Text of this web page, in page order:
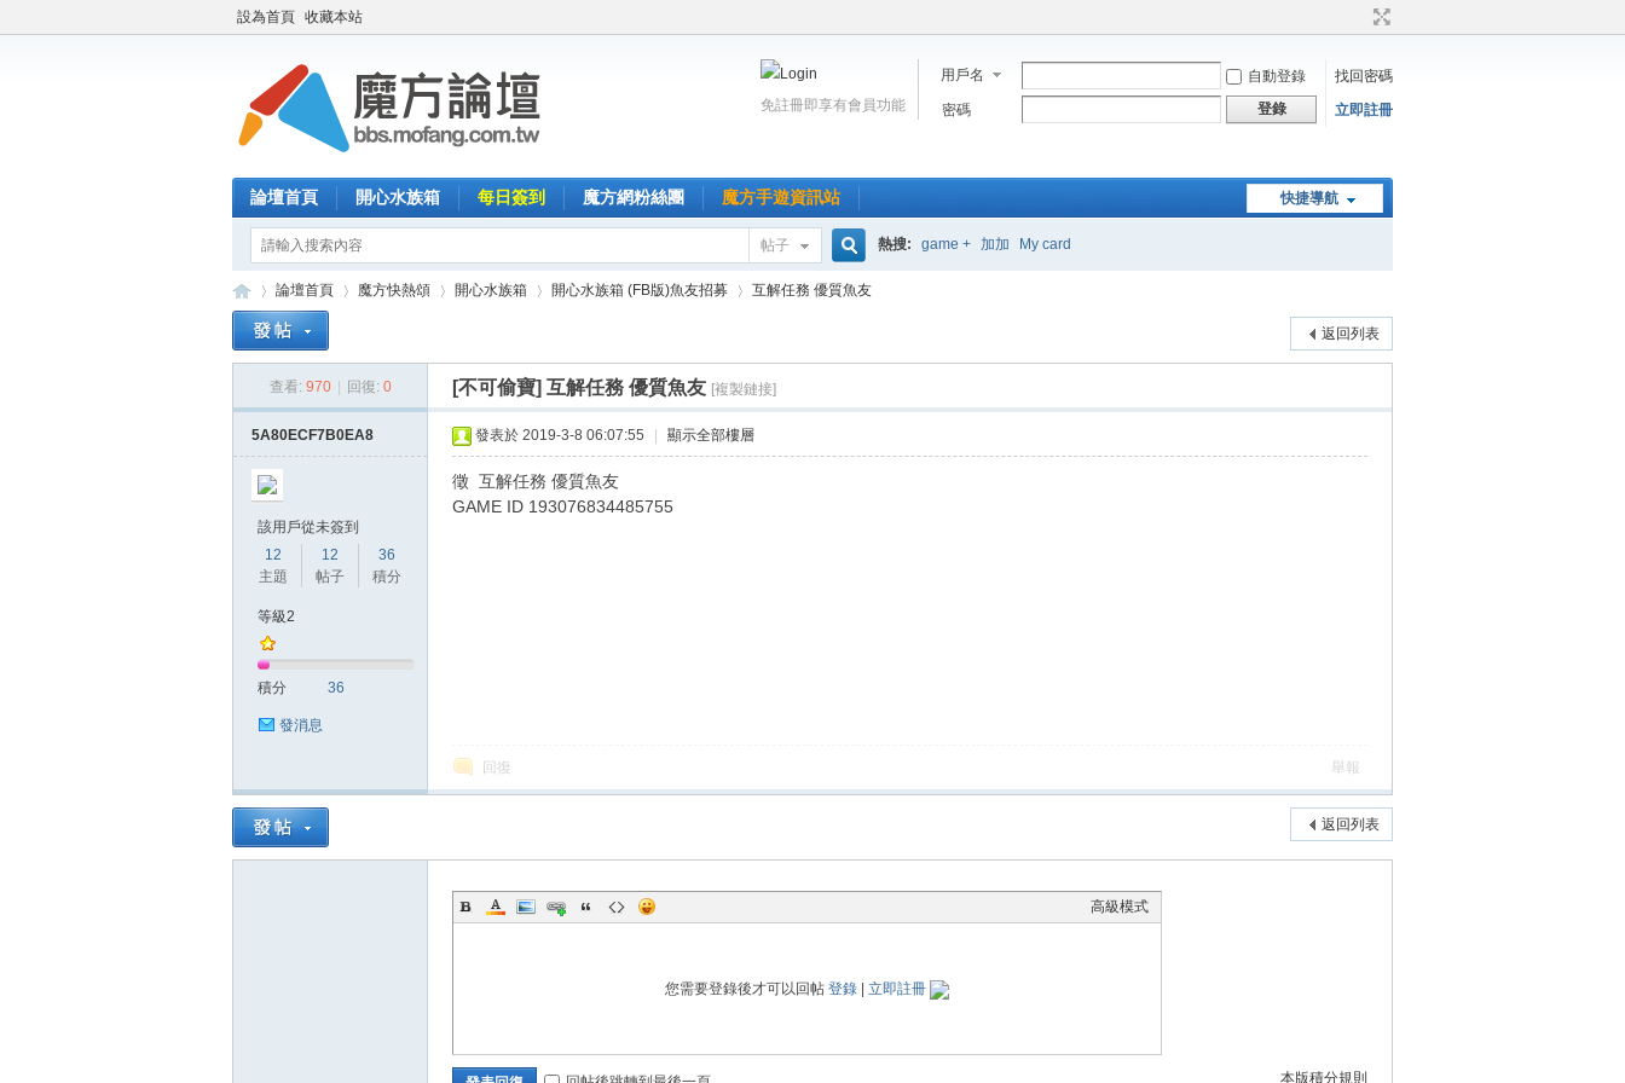
設為首頁 收藏本站
用戶名 自動登錄
找回密碼
密碼
登錄 立即註冊
免註冊即享有會員功能
快捷導航
論壇首頁 開心水族箱 每日簽到 魔方網粉絲團 魔方手遊資訊站
帖子
搜
熱搜: game + 加加 My card
論壇首頁 魔方快熱頌 開心水族箱
›
開心水族箱 (FB版)魚友招募
›
互解任務 優質魚友
返回列表
查看: 970 回復: 0 [不可偷寶] 互解任務 優質魚友 [複製鏈接]
5A80ECF7B0EA8
該用戶從未簽到
12
主題
12
帖子
36
積分
等級2
積分 36
發消息
發表於 2019-3-8 06:07:55 顯示全部樓層
徵 互解任務 優質魚友
GAME ID 193076834485755
回復 舉報
返回列表
高級模式
您需要登錄後才可以回帖 登錄 立即註冊
本版積分規則